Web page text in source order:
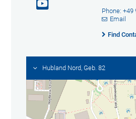
Phone: +49
Email
Find
Hubland Nord, Geb. 82